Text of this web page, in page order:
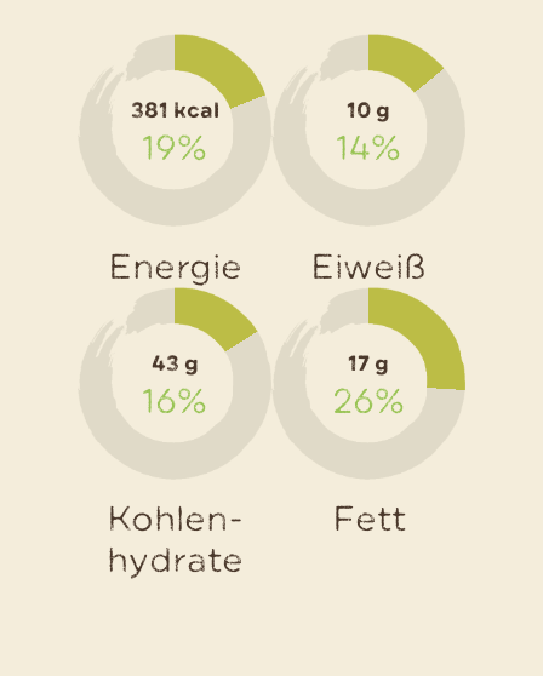
Rezept
Rösti
Hawaii
381 kcal
19%
Energie
10 g
14%
Eiweiß
43 g
16%
Kohlen-
hydrate
17 g
26%
Fett